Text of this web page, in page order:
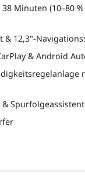
Minuten (10–80 %
& 12,3"-
& Android
Spurfolgeassistent